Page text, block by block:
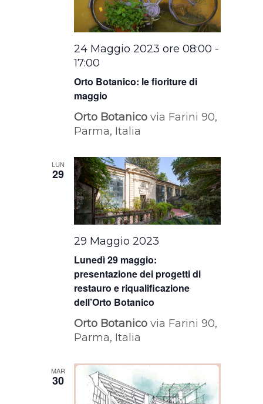
Orto Botanico: le fioriture di
maggio
24 Maggio 2023 ore 08:00 -
17:00
Orto Botanicovia Farini 90,
Parma, Italia
LUN
29
Lunedì 29 maggio:
presentazione dei progetti di
restauro e riqualificazione
dell’Orto Botanico
29 Maggio 2023
Orto Botanicovia Farini 90,
Parma, Italia
MAR
30